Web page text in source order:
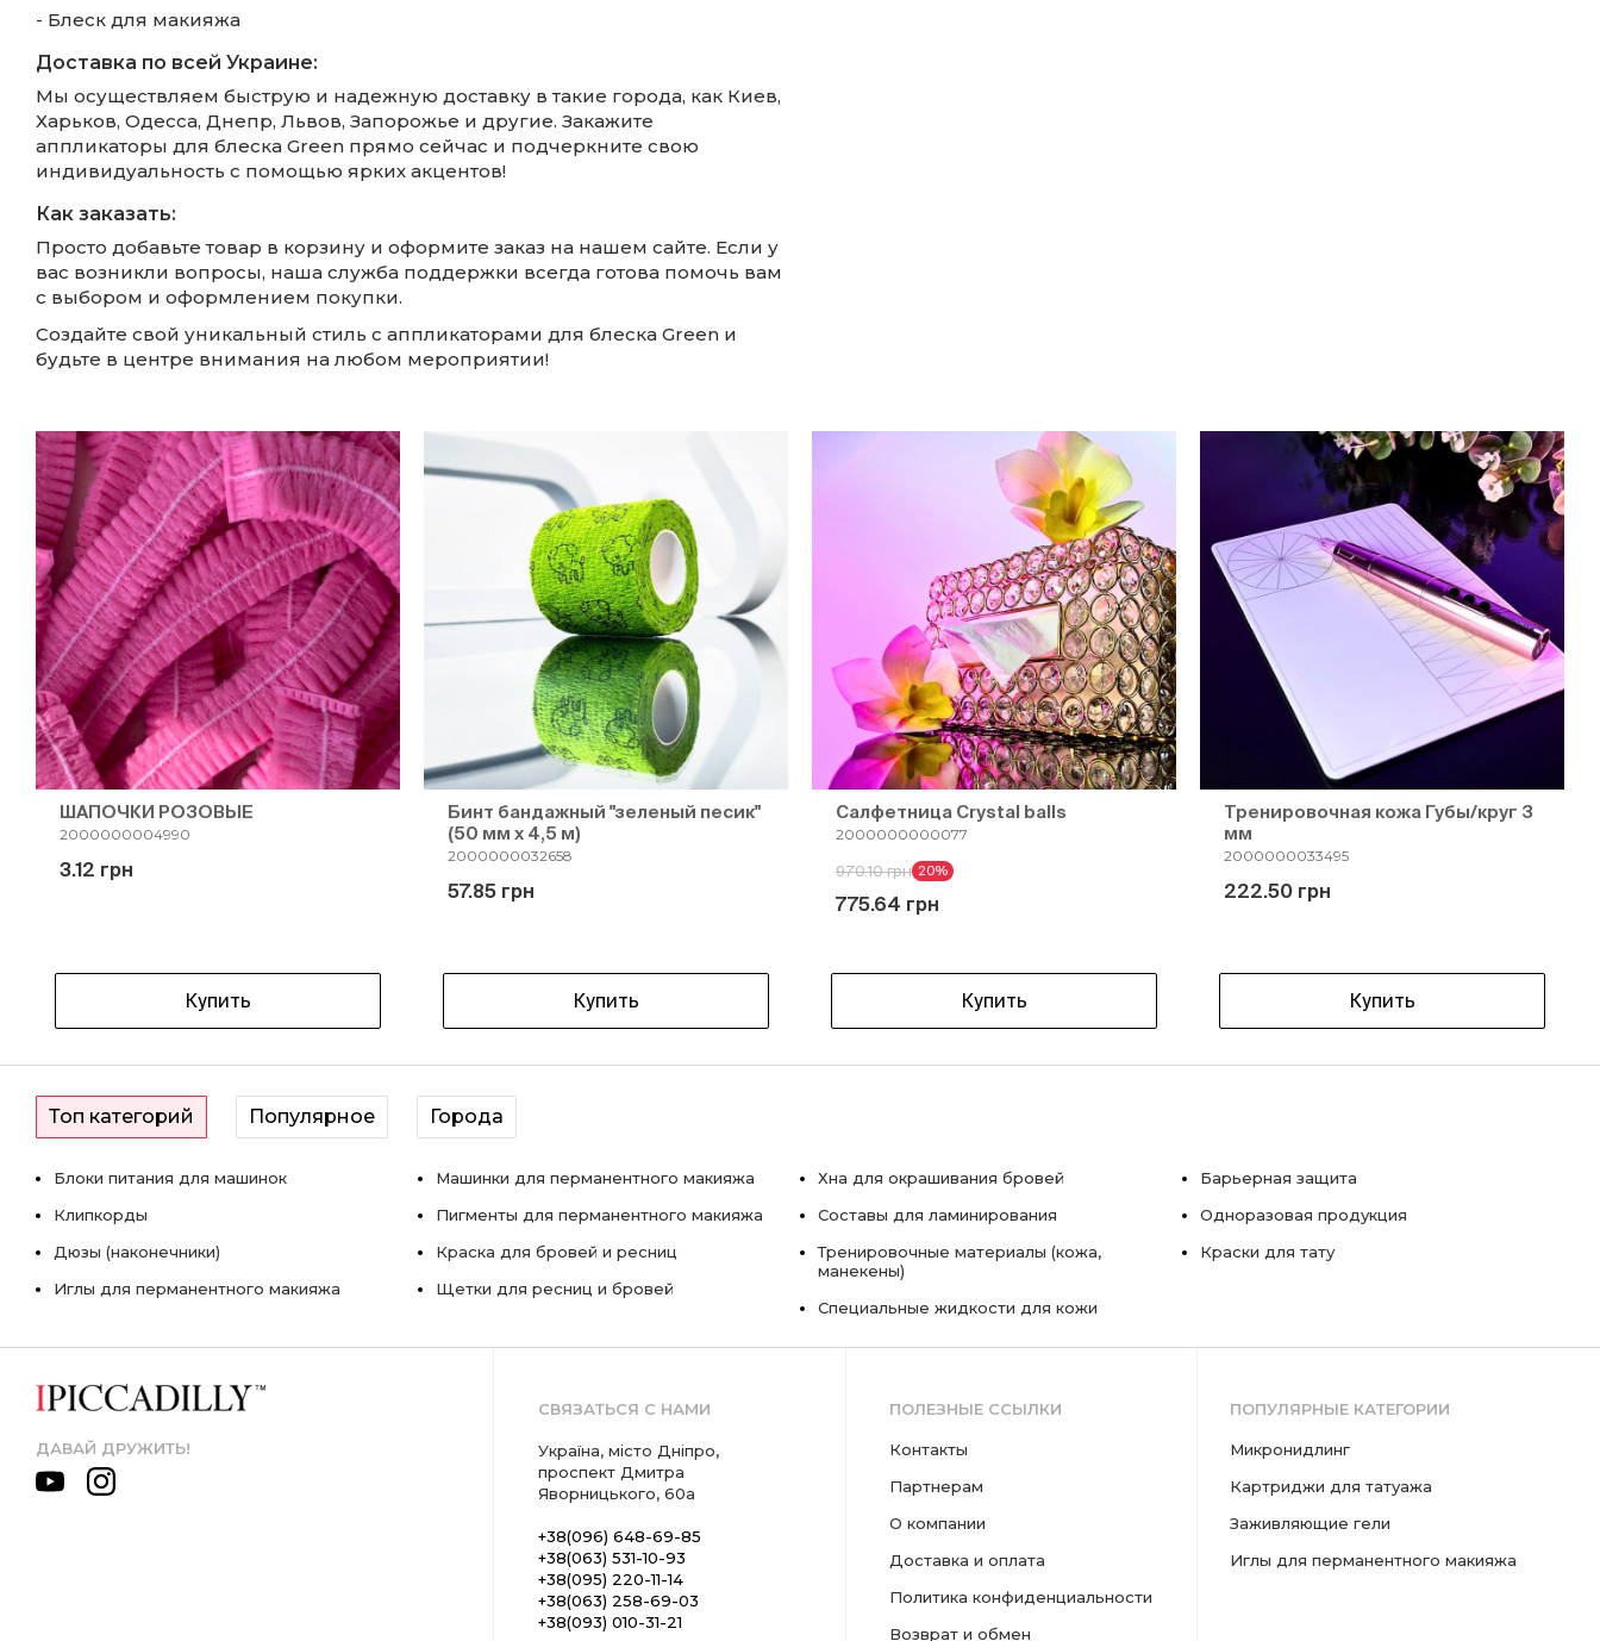
- Блеск для макияжа
Доставка по всей Украине:
Мы осуществляем быструю и надежную доставку в такие города, как Киев,
Харьков, Одесса, Днепр, Львов, Запорожье и другие. Закажите
аппликаторы для блеска Green прямо сейчас и подчеркните свою
индивидуальность с помощью ярких акцентов!
Как заказать:
Просто добавьте товар в корзину и оформите заказ на нашем сайте. Если у
вас возникли вопросы, наша служба поддержки всегда готова помочь вам
с выбором и оформлением покупки.
Создайте свой уникальный стиль с аппликаторами для блеска Green и
будьте в центре внимания на любом мероприятии!
ШАПОЧКИ РОЗОВЫЕ
2000000004990
3.12 грн
Купить
Бинт бандажный "зеленый песик"
(50 мм х 4,5 м)
2000000032658
57.85 грн
Купить
Салфетница Crystal balls
2000000000077
970.10 грн 20%
775.64 грн
Купить
Тренировочная кожа Губы/круг 3
мм
2000000033495
222.50 грн
Купить
Топ категорий Популярное Города
Блоки питания для машинок
Клипкорды
Дюзы (наконечники)
Иглы для перманентного макияжа
Машинки для перманентного макияжа
Пигменты для перманентного макияжа
Краска для бровей и ресниц
Щетки для ресниц и бровей
Хна для окрашивания бровей
Составы для ламинирования
Тренировочные материалы (кожа,
манекены)
Специальные жидкости для кожи
Барьерная защита
Одноразовая продукция
Краски для тату
ДАВАЙ ДРУЖИТЬ!
СВЯЗАТЬСЯ С НАМИ
Україна, місто Дніпро,
проспект Дмитра
Яворницького, 60а
+38(096) 648-69-85
+38(063) 531-10-93
+38(095) 220-11-14
+38(063) 258-69-03
+38(093) 010-31-21
ПОЛЕЗНЫЕ ССЫЛКИ
Контакты
Партнерам
О компании
Доставка и оплата
Политика конфиденциальности
Возврат и обмен
ПОПУЛЯРНЫЕ КАТЕГОРИИ
микронидлинг
картриджи для татуажа
заживляющие гели
иглы для перманентного макияжа